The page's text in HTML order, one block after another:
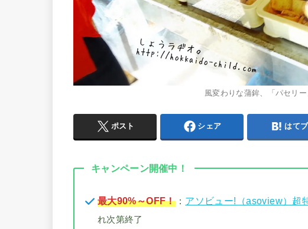
風変わりな蒲鉾、「パセリー
ポスト シェア はてブ
キャンペーン開催中！
最大90%～OFF！： アソビュー!（asoview）超
れ次第終了